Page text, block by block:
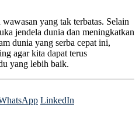
yang tak terbatas. Selain
jendela dunia dan meningkatkan
dunia yang serba cepat ini,
agar kita dapat terus
yang lebih baik.
LinkedIn